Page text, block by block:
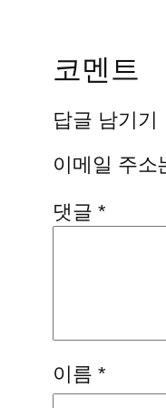
코멘트
답글 남기기
이메일 주소
댓글 *
이름 *